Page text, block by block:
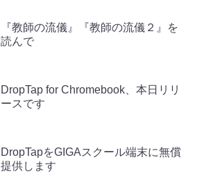
『教師の流儀』『教師の流儀２』を
読んで
DropTap for Chromebook、本日リリ
ースです
DropTapをGIGAスクール端末に無償
提供します